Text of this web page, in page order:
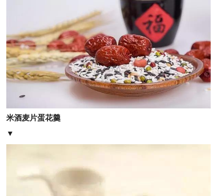
米酒麦片蛋花羹
▼